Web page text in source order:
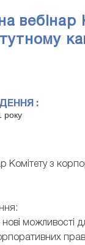
вебінар
:
року
з
можливості
корпоративних